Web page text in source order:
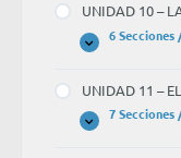
EL
CUERPO
Y
PERSONAL
UNIDAD 10 –
Expandir
UNIDAD
LA
SALUD
6 Secciones
UNIDAD 11 –
Expandir
UNIDAD
7 Secciones